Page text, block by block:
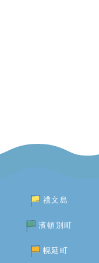
禮文島
濱頓別町
幌延町